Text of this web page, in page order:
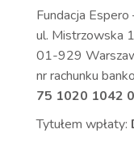
Fundacja
ul. Mistrzowska
01-929
nr rachunku
75 1020 1042
Tytułem wpłaty: